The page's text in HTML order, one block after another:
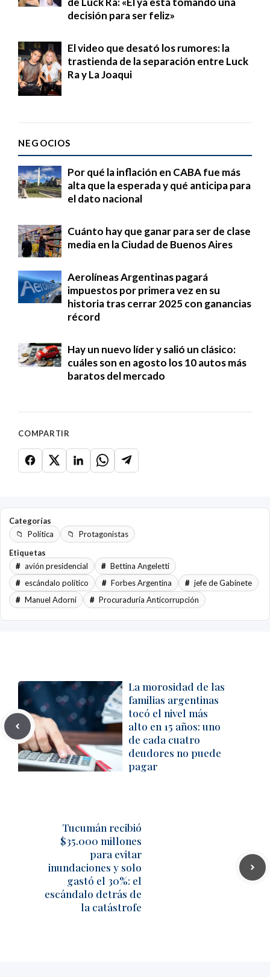
decisión para ser feliz»
El video que desató los rumores: la
trastienda de la separación entre Luck
Ra y La Joaqui
NEGOCIOS
Por qué la inflación en CABA fue más
alta que la esperada y qué anticipa para
el dato nacional
Cuánto hay que ganar para ser de clase
media en la Ciudad de Buenos Aires
Aerolíneas Argentinas pagará
impuestos por primera vez en su
historia tras cerrar 2025 con ganancias
récord
Hay un nuevo líder y salió un clásico:
cuáles son en agosto los 10 autos más
baratos del mercado
COMPARTIR
Categorías
Política
Protagonistas
Etiquetas
avión presidencial
Bettina Angeletti
escándalo político
Forbes Argentina
jefe de Gabinete
Manuel Adorni
Procuraduría Anticorrupción
La morosidad de las
familias argentinas
tocó el nivel más
alto en 15 años: uno
de cada cuatro
deudores no puede
pagar
Tucumán recibió
$35.000 millones
para evitar
inundaciones y solo
gastó el 30%: el
escándalo detrás de
la catástrofe